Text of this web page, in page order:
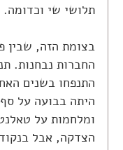
תלושי שי וכדומה.
בצומת הזה, שבין
החברות נבחנות.
התנפחו בשנים
היתה בבועה על
ומלחמות על
הצדקה, אבל